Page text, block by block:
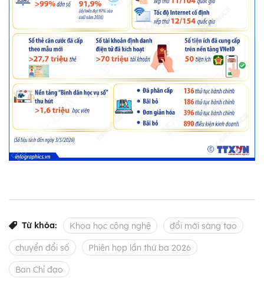
Từ khóa: Khoa học công nghệ đổi mới sáng tạo
chuyển đổi số Phiên họp lần thứ ba 2026
Ban Chỉ đạo